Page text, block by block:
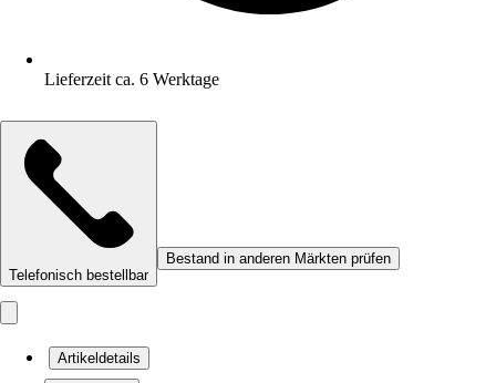
Lieferzeit ca. 6 Werktage
Telefonisch bestellbar
Bestand in anderen Märkten prüfen
Artikeldetails